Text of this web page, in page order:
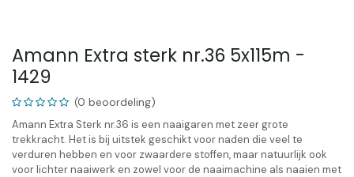
Amann Extra sterk nr.36 5x115m -
1429
(0 beoordeling)
Amann Extra Sterk nr.36 is een naaigaren met zeer grote
trekkracht. Het is bij uitstek geschikt voor naden die veel te
verduren hebben en voor zwaardere stoffen, maar natuurlijk ook
voor lichter naaiwerk en zowel voor de naaimachine als naaien met